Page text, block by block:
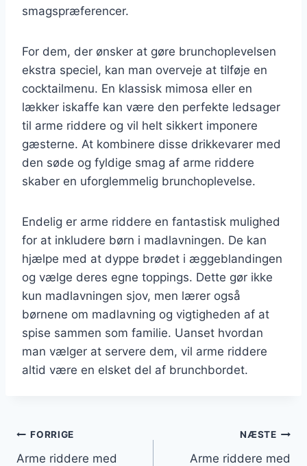
smagspræferencer.
For dem, der ønsker at gøre brunchoplevelsen
ekstra speciel, kan man overveje at tilføje en
cocktailmenu. En klassisk mimosa eller en
lækker iskaffe kan være den perfekte ledsager
til arme riddere og vil helt sikkert imponere
gæsterne. At kombinere disse drikkevarer med
den søde og fyldige smag af arme riddere
skaber en uforglemmelig brunchoplevelse.
Endelig er arme riddere en fantastisk mulighed
for at inkludere børn i madlavningen. De kan
hjælpe med at dyppe brødet i æggeblandingen
og vælge deres egne toppings. Dette gør ikke
kun madlavningen sjov, men lærer også
børnene om madlavning og vigtigheden af at
spise sammen som familie. Uanset hvordan
man vælger at servere dem, vil arme riddere
altid være en elsket del af brunchbordet.
Indlægsnavigation
FORRIGE
Arme riddere med
NÆSTE
Arme riddere med